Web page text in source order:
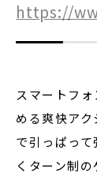
https://
スマートフ
める爽快ア
で引っぱっ
くターン制